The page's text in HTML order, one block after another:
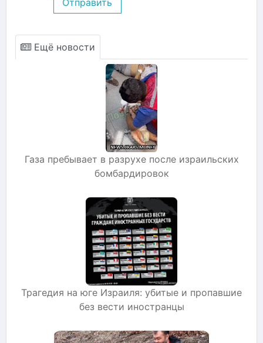
Ещё новости
Газа пребывает в разрухе после израильских
бомбардировок
Трагедия на юге Израиля: убитые и пропавшие
без вести иностранцы